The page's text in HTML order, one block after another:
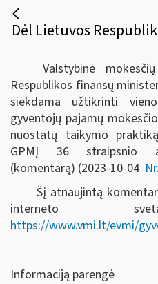
Valstybinė
Respublikos finansų
siekdama užtikrinti
gyventojų pajamų
nuostatų taikymo
GPMĮ 36 straipsnio
(komentarą) (2023-10-04
Šį atnaujintą
interneto
https://www.vmi.lt/evmi/
Informaciją parengė